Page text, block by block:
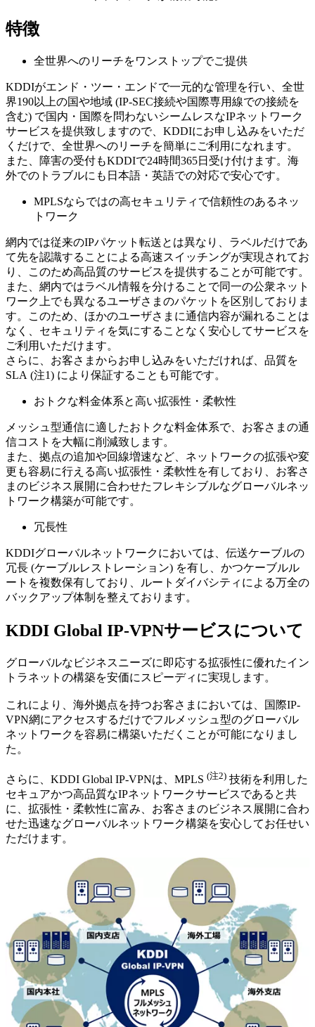
特徴
全世界へのリーチをワンストップでご提供
KDDIがエンド・ツー・エンドで一元的な管理を行い、全世
界190以上の国や地域 (IP-SEC接続や国際専用線での接続を
含む) で国内・国際を問わないシームレスなIPネットワーク
サービスを提供致しますので、KDDIにお申し込みをいただ
くだけで、全世界へのリーチを簡単にご利用になれます。
また、障害の受付もKDDIで24時間365日受け付けます。海
外でのトラブルにも日本語・英語での対応で安心です。
MPLSならではの高セキュリティで信頼性のあるネッ
トワーク
網内では従来のIPパケット転送とは異なり、ラベルだけであ
て先を認識することによる高速スイッチングが実現されてお
り、このため高品質のサービスを提供することが可能です。
また、網内ではラベル情報を分けることで同一の公衆ネット
ワーク上でも異なるユーザさまのパケットを区別しておりま
す。このため、ほかのユーザさまに通信内容が漏れることは
なく、セキュリティを気にすることなく安心してサービスを
ご利用いただけます。
さらに、お客さまからお申し込みをいただければ、品質を
SLA (注1) により保証することも可能です。
おトクな料金体系と高い拡張性・柔軟性
メッシュ型通信に適したおトクな料金体系で、お客さまの通
信コストを大幅に削減致します。
また、拠点の追加や回線増速など、ネットワークの拡張や変
更も容易に行える高い拡張性・柔軟性を有しており、お客さ
まのビジネス展開に合わせたフレキシブルなグローバルネッ
トワーク構築が可能です。
冗長性
KDDIグローバルネットワークにおいては、伝送ケーブルの
冗長 (ケーブルレストレーション) を有し、かつケーブルル
ートを複数保有しており、ルートダイバシティによる万全の
バックアップ体制を整えております。
KDDI Global IP-VPNサービスについて
グローバルなビジネスニーズに即応する拡張性に優れたイン
トラネットの構築を安価にスピーディに実現します。
これにより、海外拠点を持つお客さまにおいては、国際IP-
VPN網にアクセスするだけでフルメッシュ型のグローバル
ネットワークを容易に構築いただくことが可能になりまし
た。
さらに、KDDI Global IP-VPNは、MPLS (注2) 技術を利用した
セキュアかつ高品質なIPネットワークサービスであると共
に、拡張性・柔軟性に富み、お客さまのビジネス展開に合わ
せた迅速なグローバルネットワーク構築を安心してお任せい
ただけます。